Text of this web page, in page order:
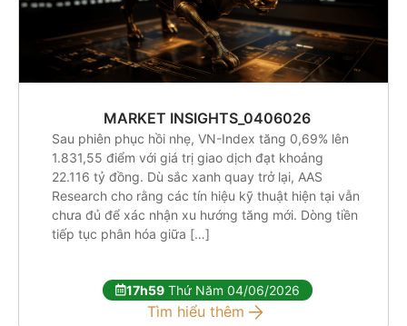
MARKET INSIGHTS_0406026
Sau phiên phục hồi nhẹ, VN-Index tăng 0,69% lên
1.831,55 điểm với giá trị giao dịch đạt khoảng
22.116 tỷ đồng. Dù sắc xanh quay trở lại, AAS
Research cho rằng các tín hiệu kỹ thuật hiện tại vẫn
chưa đủ để xác nhận xu hướng tăng mới. Dòng tiền
tiếp tục phân hóa giữa […]
17h59Thứ Năm 04/06/2026
Tìm hiểu thêm